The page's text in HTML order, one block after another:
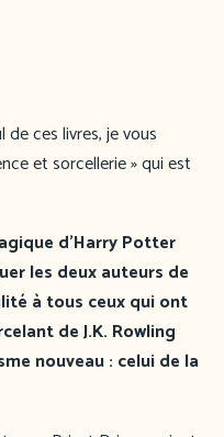
de ces livres, je vous
et sorcellerie » qui est
d’Harry Potter
les deux auteurs de
à tous ceux qui ont
de J.K. Rowling
nouveau : celui de la